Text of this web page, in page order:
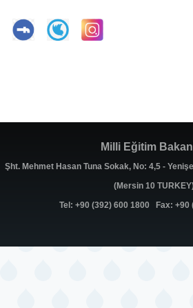
Milli Eğitim
Şht. Mehmet Hasan Tuna Sokak, No: 4,5 -
(Mersin 10
Tel: +90 (392) 600 1800 Fax: +90